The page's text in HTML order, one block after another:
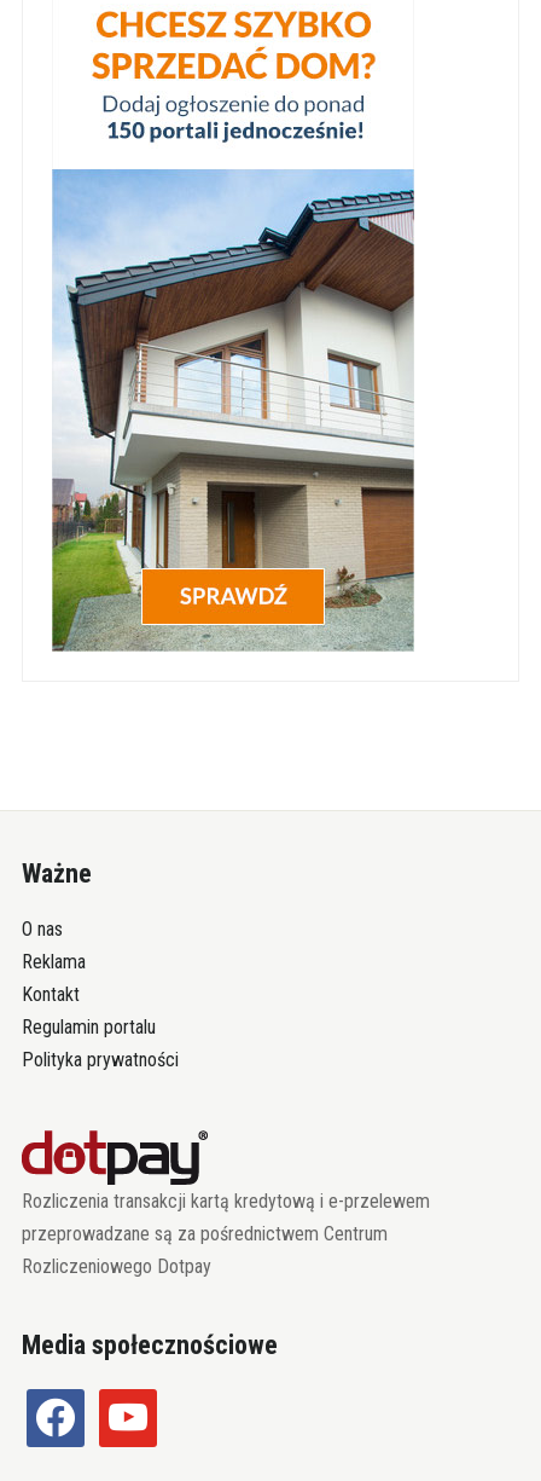
Ważne
O nas
Reklama
Kontakt
Regulamin portalu
Polityka prywatności
Rozliczenia transakcji kartą kredytową i e-przelewem
przeprowadzane są za pośrednictwem Centrum
Rozliczeniowego Dotpay
Media społecznościowe
facebook youtube